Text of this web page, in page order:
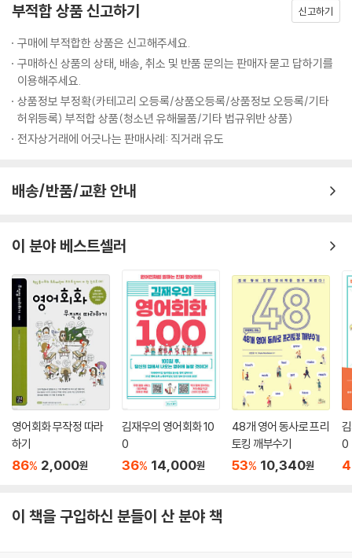
048 What do you want to...? 뭘 ~하고 싶어?
049 Why do you want to...? 왜 ~하고 싶니?
050 When do you want to...? 언제 ~하고 싶어?
Day 13 제안하기 ①
051 How about...? ~ 어때?
052 What about...? ~ 어때?
053 Let's... ~하자
054 Let's not... ~하지 말자
Day 14 제안하기 ②
058 Maybe we should... 우리 ~해야 할지도 몰라
060 May I suggest...? 제가 ~를 제안해도 될까요?
4th Week_감정 표현하기
Day 16 감정·상태 표현하기
061 I'm kind of... 난 좀 ~해
062 I'm really... 난 정말 ~해
063 I'm absolutely... 난 완전히 ~해
064 It's a little... 그건 좀 ~해
065 This is totally... 이건 완전히 ~야
Day 17 기쁨 표현하기
066 I'm happy with... ~에 만족해
068 It's nice to... ~해서 잘됐어
069 I'd be happy to... 기꺼이 ~할게
EBS 연구진과 어학전문출판사인 로그인, 패턴의 대가 백선엽이 합동으로
기획하여, 영어회화 학습의 효율을 극대화한 패턴교재를 개발했다.
★ 영어회화패턴이 무려 500개!
기존 패턴 교재들이 패턴을 100~200여개를 다룬 데 그쳤다면, 이 책은
패턴에 대한 학습자들의 갈증을 풀어주고자 심혈을 기울인 조사작업 끝에
★ 하루 6쪽씩 5개월만 투자해라!
성되어 있다. 하루 학습분량이 정해져 학습을 계획하고 실천하기가 쉽다.
★ 사과.칭찬.제안 등 기능별로 묶었다!
‘칭찬할 때 쓰는 패턴’, ‘변명할 때 쓰는 패턴’과 같이 패턴을 기능별로 5개
씩 그룹지어서, 학습자들이 패턴의 어감을 제대로 익히고 쉽게 활용할 수
있게 했다. 타 도서들이 패턴을 형태별이나 수준별로만 제시했던 것에 그
쳤다면, 이 책은 특정 기능을 갖고 있는 패턴을 함께 학습할 수 있다는 것이
큰 장점이다.
★ 실용패턴과 실용예문만 담았다!
서점에는 아직도 잘 쓰지도 않는 패턴, 평생 가야 한번 쓸까말까한 예문들
이 버젓이 실려있는 영어책이 넘쳐난다. 이 책은 미국 드라마와 영화에서
패턴을 발췌하고 원어민들의 감수를 거쳐 생생한 패턴과 예문만을 수록하
★ 듣기만 해도 외워지는 MP3라고?
부적합 상품 신고하기 신고하기
구매에 부적합한 상품은 신고해주세요.
구매하신 상품의 상태, 배송, 취소 및 반품 문의는 판매자 묻고 답하기를
이용해주세요.
상품정보 부정확(카테고리 오등록/상품오등록/상품정보 오등록/기타
허위등록) 부적합 상품(청소년 유해물품/기타 법규위반 상품)
전자상거래에 어긋나는 판매사례: 직거래 유도
배송/반품/교환 안내
이 분야 베스트셀러
영어회화 무작정 따라
하기
86% 2,000원
김재우의 영어회화 10
0
36% 14,000원
48개 영어 동사로 프리
토킹 깨부수기
53% 10,340원
0
이 책을 구입하신 분들이 산 분야 책